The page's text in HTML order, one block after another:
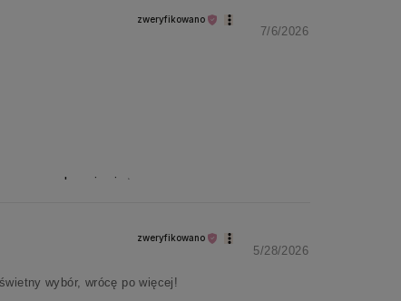
pozdrowienia✨
zweryfikowano
7/6/2026
zweryfikowano
wybór, wrócę po więcej!
5/28/2026